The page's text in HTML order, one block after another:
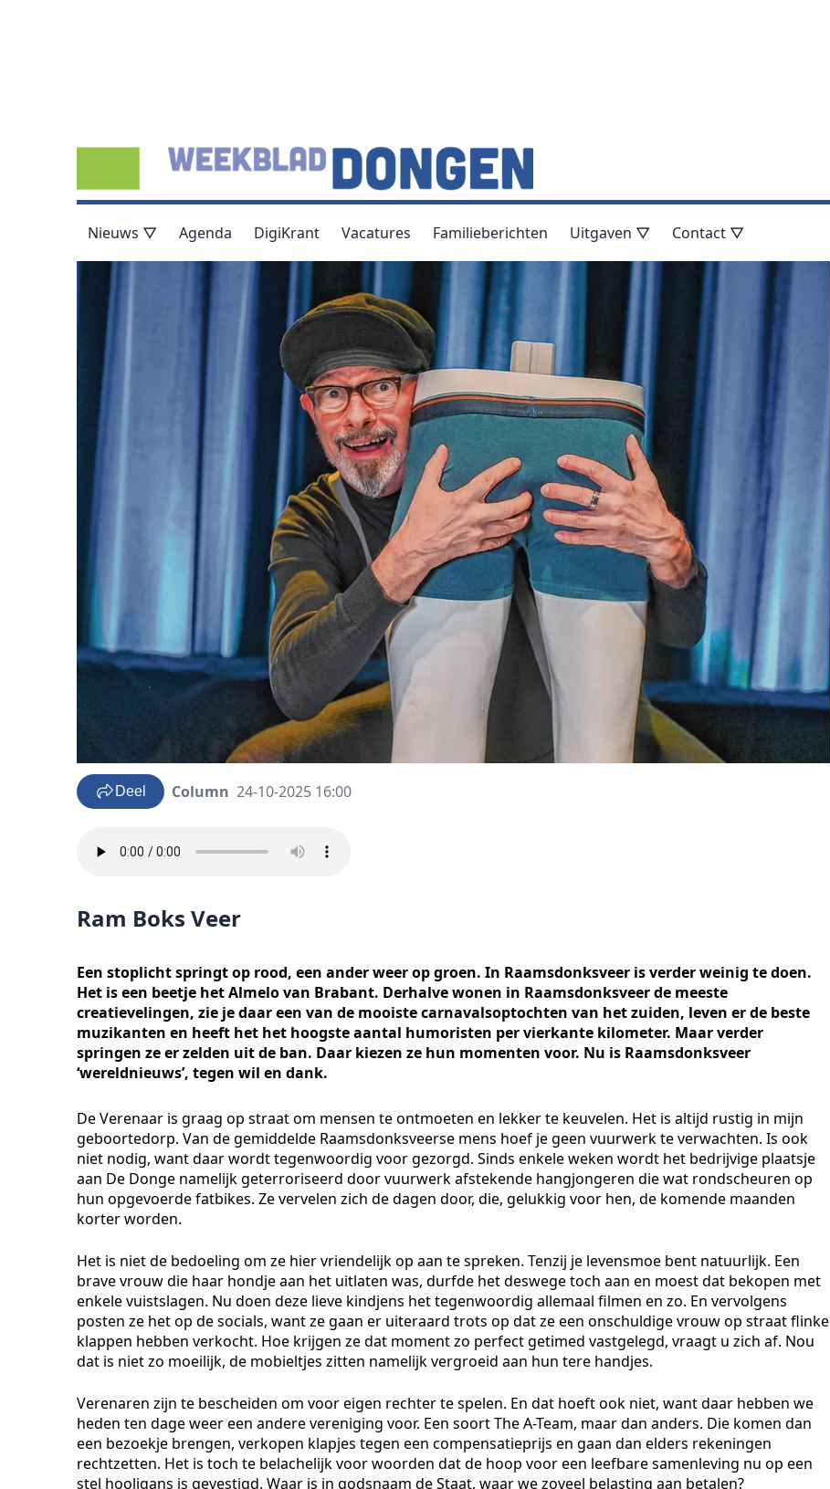
Nieuws ▽ Agenda DigiKrant Vacatures Familieberichten Uitgaven ▽ Contact ▽
Deel Column 24-10-2025 16:00
Ram Boks Veer
Een stoplicht springt op rood, een ander weer op groen. In Raamsdonksveer is verder weinig te doen.
Het is een beetje het Almelo van Brabant. Derhalve wonen in Raamsdonksveer de meeste
creatievelingen, zie je daar een van de mooiste carnavalsoptochten van het zuiden, leven er de beste
muzikanten en heeft het het hoogste aantal humoristen per vierkante kilometer. Maar verder
springen ze er zelden uit de ban. Daar kiezen ze hun momenten voor. Nu is Raamsdonksveer
‘wereldnieuws’, tegen wil en dank.
De Verenaar is graag op straat om mensen te ontmoeten en lekker te keuvelen. Het is altijd rustig in mijn
geboortedorp. Van de gemiddelde Raamsdonksveerse mens hoef je geen vuurwerk te verwachten. Is ook
niet nodig, want daar wordt tegenwoordig voor gezorgd. Sinds enkele weken wordt het bedrijvige plaatsje
aan De Donge namelijk geterroriseerd door vuurwerk afstekende hangjongeren die wat rondscheuren op
hun opgevoerde fatbikes. Ze vervelen zich de dagen door, die, gelukkig voor hen, de komende maanden
korter worden.
Het is niet de bedoeling om ze hier vriendelijk op aan te spreken. Tenzij je levensmoe bent natuurlijk. Een
brave vrouw die haar hondje aan het uitlaten was, durfde het deswege toch aan en moest dat bekopen met
enkele vuistslagen. Nu doen deze lieve kindjens het tegenwoordig allemaal filmen en zo. En vervolgens
posten ze het op de socials, want ze gaan er uiteraard trots op dat ze een onschuldige vrouw op straat flinke
klappen hebben verkocht. Hoe krijgen ze dat moment zo perfect getimed vastgelegd, vraagt u zich af. Nou
dat is niet zo moeilijk, de mobieltjes zitten namelijk vergroeid aan hun tere handjes.
Verenaren zijn te bescheiden om voor eigen rechter te spelen. En dat hoeft ook niet, want daar hebben we
heden ten dage weer een andere vereniging voor. Een soort The A-Team, maar dan anders. Die komen dan
een bezoekje brengen, verkopen klapjes tegen een compensatieprijs en gaan dan elders rekeningen
rechtzetten. Het is toch te belachelijk voor woorden dat de hoop voor een leefbare samenleving nu op een
stel hooligans is gevestigd. Waar is in godsnaam de Staat, waar we zoveel belasting aan betalen?